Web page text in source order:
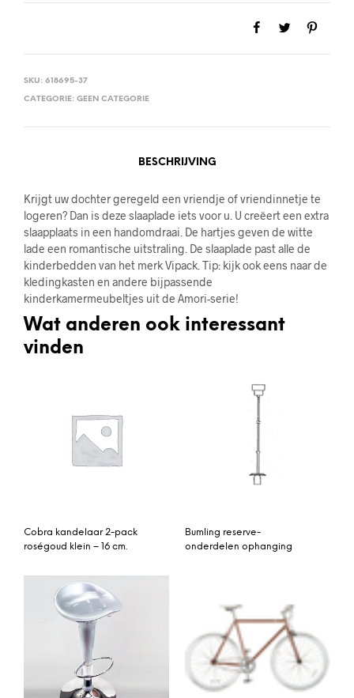
SKU: 618695-37
CATEGORIE: GEEN CATEGORIE
BESCHRIJVING
Krijgt uw dochter geregeld een vriendje of vriendinnetje te
logeren? Dan is deze slaaplade iets voor u. U creëert een extra
slaapplaats in een handomdraai. De hartjes geven de witte
lade een romantische uitstraling. De slaaplade past alle de
kinderbedden van het merk Vipack. Tip: kijk ook eens naar de
kledingkasten en andere bijpassende
kinderkamermeubeltjes uit de Amori-serie!
Wat anderen ook interessant
vinden
Cobra kandelaar 2-pack
roségoud klein – 16 cm.
Bumling reserve-
onderdelen ophanging